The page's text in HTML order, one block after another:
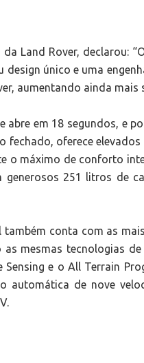
Land Rover, declarou:
design único e uma
aumentando ainda
em 18 segundos, e
fechado, oferece
o máximo de conforto
251 litros de
também conta com as
mesmas tecnologias
Sensing e o All Terrain
automática de nove